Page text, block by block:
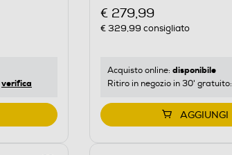
verifica
€ 279,99
€ 329,99 consigliato
Acquisto online: disponibile
Ritiro in negozio in 30' gratuito:
AGGIUNGI